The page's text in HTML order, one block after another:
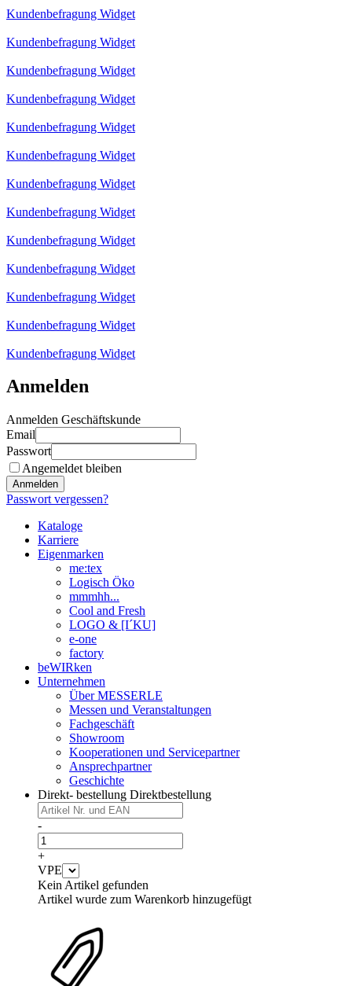
Kundenbefragung Widget
Kundenbefragung Widget
Kundenbefragung Widget
Kundenbefragung Widget
Kundenbefragung Widget
Kundenbefragung Widget
Kundenbefragung Widget
Kundenbefragung Widget
Kundenbefragung Widget
Kundenbefragung Widget
Kundenbefragung Widget
Kundenbefragung Widget
Kundenbefragung Widget
Anmelden
Anmelden Geschäftskunde
Email
Passwort
Angemeldet bleiben
Anmelden
Passwort vergessen?
Kataloge
Karriere
Eigenmarken
me:tex
Logisch Öko
mmmhh...
Cool and Fresh
LOGO & [I´KU]
e-one
factory
beWIRken
Unternehmen
Über MESSERLE
Messen und Veranstaltungen
Fachgeschäft
Showroom
Kooperationen und Servicepartner
Ansprechpartner
Geschichte
Direkt- bestellung Direktbestellung
-
+
VPE
Kein Artikel gefunden
Artikel wurde zum Warenkorb hinzugefügt